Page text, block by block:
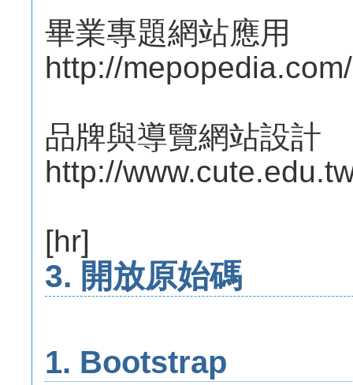
畢業專題網站應用
http://
品牌與導覽網站設計
http://
[hr]
3. 開放原始碼
1. Bootstrap